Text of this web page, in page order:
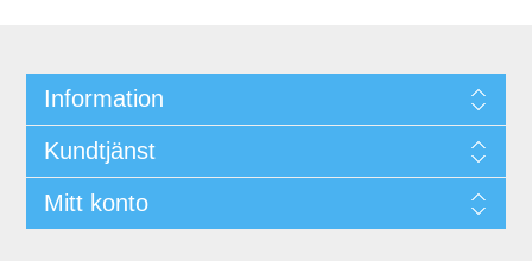
Information
Kundtjänst
Mitt konto